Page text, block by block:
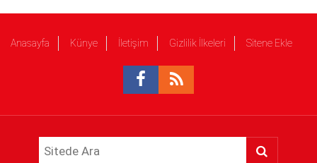
Anasayfa Künye İletişim Gizlilik İlkeleri Sitene Ekle